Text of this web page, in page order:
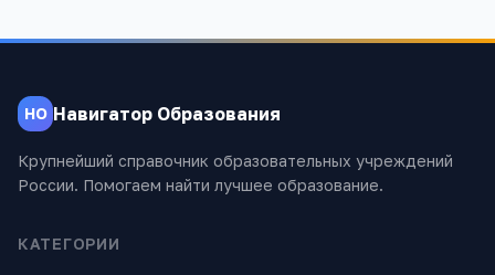
НО Навигатор Образования
Крупнейший справочник образовательных учреждений
России. Помогаем найти лучшее образование.
КАТЕГОРИИ